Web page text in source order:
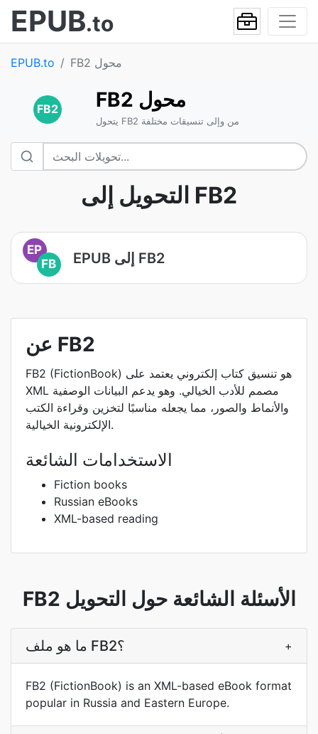
EPUB.to
EPUB.to FB2 محول
FB2 FB2 محول
يتحول FB2 من وإلى تنسيقات مختلفة
التحويل إلى FB2
EP
FB
EPUB إلى FB2
عن FB2
FB2 (FictionBook) هو تنسيق كتاب إلكتروني يعتمد على
XML مصمم للأدب الخيالي. وهو يدعم البيانات الوصفية
والأنماط والصور، مما يجعله مناسبًا لتخزين وقراءة الكتب
الإلكترونية الخيالية.
الاستخدامات الشائعة
Fiction books
Russian eBooks
XML-based reading
FB2 الأسئلة الشائعة حول التحويل
ما هو ملف FB2؟ +
FB2 (FictionBook) is an XML-based eBook format
popular in Russia and Eastern Europe.